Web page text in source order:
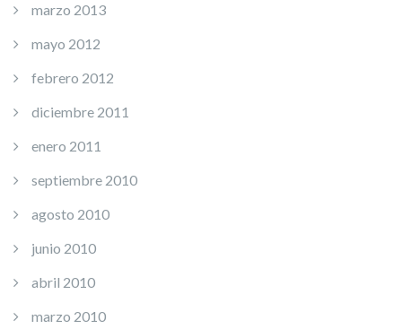
marzo 2013
mayo 2012
febrero 2012
diciembre 2011
enero 2011
septiembre 2010
agosto 2010
junio 2010
abril 2010
marzo 2010